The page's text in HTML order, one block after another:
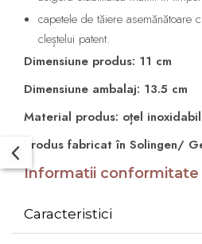
capetele de tăiere asemănătoare
cleștelui patent.
Dimensiune produs: 11 cm
Dimensiune ambalaj: 13.5 cm
Material produs: oțel inoxidabil
Produs fabricat în Solingen/
Informatii conformitate
Caracteristici